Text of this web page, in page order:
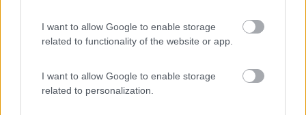
I want to allow Google to enable storage
related to functionality of the website or app.
I want to allow Google to enable storage
related to personalization.
Area di sosta (AA)